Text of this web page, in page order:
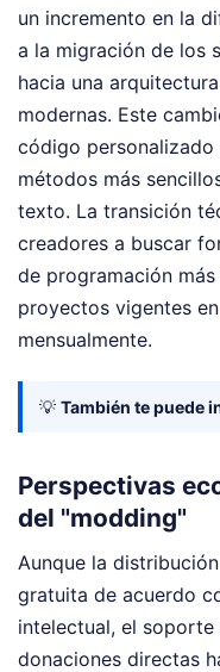
un incremento en la
a la migración de los
hacia una
modernas. Este
código personalizado
métodos más
texto. La transición
creadores a buscar
de programación
proyectos vigentes
mensualmente.
💡 También te puede
Perspectivas
del "modding"
Aunque la
gratuita de acuerdo
intelectual, el
donaciones directas